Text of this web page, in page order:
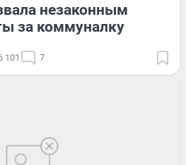
незаконным
за коммуналку
101 7